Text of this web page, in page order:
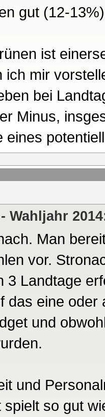
gut (12-
ist
ich mir
bei
Minus,
eines
Wahljahr
Man
vor.
3 Landtage
das eine
und
und
so gut